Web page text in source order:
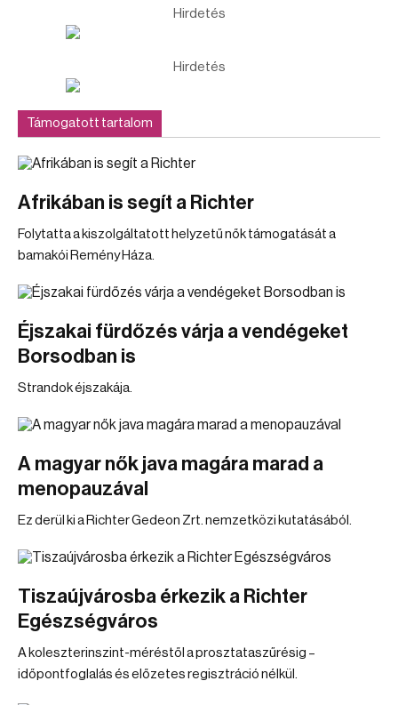
Hirdetés
Hirdetés
Támogatott tartalom
Afrikában is segít a Richter
Folytatta a kiszolgáltatott helyzetű nők támogatását a
bamakói Remény Háza.
Éjszakai fürdőzés várja a vendégeket
Borsodban is
Strandok éjszakája.
A magyar nők java magára marad a
menopauzával
Ez derül ki a Richter Gedeon Zrt. nemzetközi kutatásából.
Tiszaújvárosba érkezik a Richter
Egészségváros
A koleszterinszint-méréstől a prosztataszűrésig –
időpontfoglalás és előzetes regisztráció nélkül.